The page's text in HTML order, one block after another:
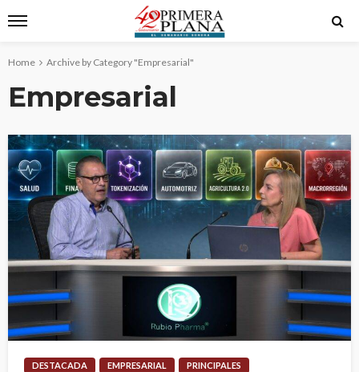
Home Archive by Category "Empresarial"
Empresarial
DESTACADA EMPRESARIAL PRINCIPALES